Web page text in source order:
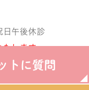
日午後休診
します。